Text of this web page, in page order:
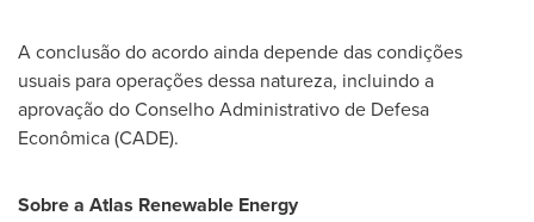
A conclusão do acordo ainda depende das condições
usuais para operações dessa natureza, incluindo a
aprovação do Conselho Administrativo de Defesa
Econômica (CADE).
Sobre a Atlas Renewable Energy